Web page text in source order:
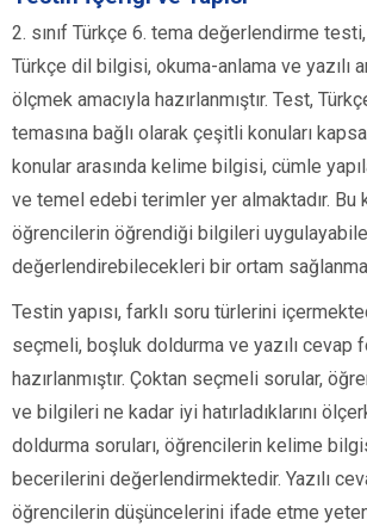
2. sınıf Türkçe 6. tema değerlendirme
Türkçe dil bilgisi, okuma-anlama ve yazılı
ölçmek amacıyla hazırlanmıştır. Test,
temasına bağlı olarak çeşitli konuları
konular arasında kelime bilgisi, cümle
ve temel edebi terimler yer almaktadır. Bu
öğrencilerin öğrendiği bilgileri
değerlendirebilecekleri bir ortam
Testin yapısı, farklı soru türlerini
seçmeli, boşluk doldurma ve yazılı cevap
hazırlanmıştır. Çoktan seçmeli sorular,
ve bilgileri ne kadar iyi hatırladıklarını
doldurma soruları, öğrencilerin kelime
becerilerini değerlendirmektedir. Yazılı
öğrencilerin düşüncelerini ifade etme